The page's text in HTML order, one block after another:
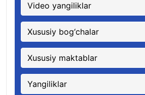
Video yangiliklar
Xususiy bog‘chalar
Xususiy maktablar
Yangiliklar